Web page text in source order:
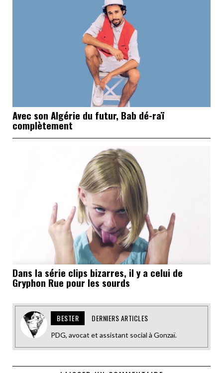
Avec son Algérie du futur, Bab dé-raï
complètement
Dans la série clips bizarres, il y a celui de
Gryphon Rue pour les sourds
BESTER DERNIERS ARTICLES
PDG, avocat et assistant social à Gonzaï.